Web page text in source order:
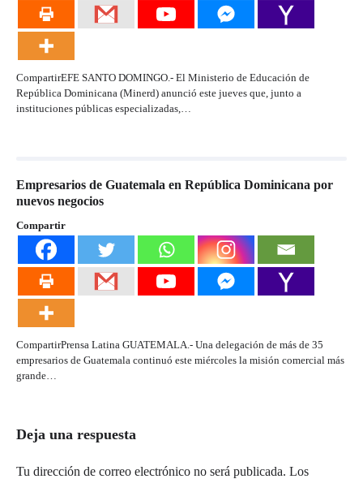
CompartirEFE SANTO DOMINGO.- El Ministerio de Educación de
República Dominicana (Minerd) anunció este jueves que, junto a
instituciones públicas especializadas,…
Empresarios de Guatemala en República Dominicana por
nuevos negocios
Compartir
CompartirPrensa Latina GUATEMALA.- Una delegación de más de 35
empresarios de Guatemala continuó este miércoles la misión comercial más
grande…
Deja una respuesta
Tu dirección de correo electrónico no será publicada. Los